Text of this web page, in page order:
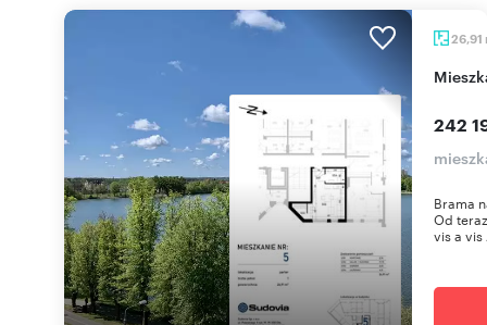
26,91
242
Brama
Od
vis a vis